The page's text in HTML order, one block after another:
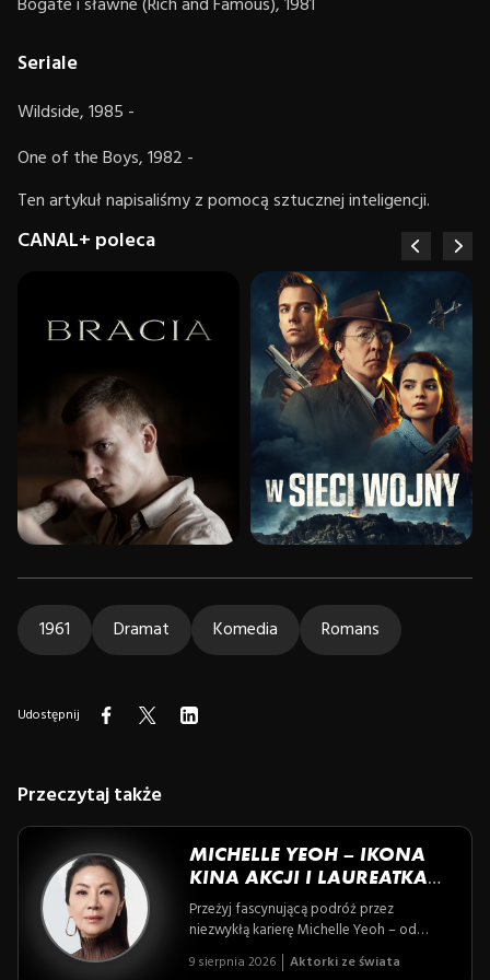
Seriale
Wildside, 1985 -
One of the Boys, 1982 -
Ten artykuł napisaliśmy z pomocą sztucznej inteligencji.
CANAL+ poleca
1961 Dramat Komedia Romans
Udostępnij
Przeczytaj także
MICHELLE YEOH – IKONA
KINA AKCJI I LAUREATKA
OSCARA
Przeżyj fascynującą podróż przez
niezwykłą karierę Michelle Yeoh – od
konkursu Miss Malezji, przez ikoniczne role
w filmach akcji, aż po triumf na Oscarowej
9 sierpnia 2026 Aktorki ze świata